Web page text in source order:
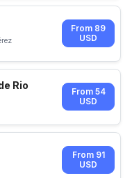
From 89
USD
Rio
From 54
USD
From 91
USD